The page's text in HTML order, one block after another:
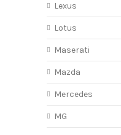
Lexus
Lotus
Maserati
Mazda
Mercedes
MG